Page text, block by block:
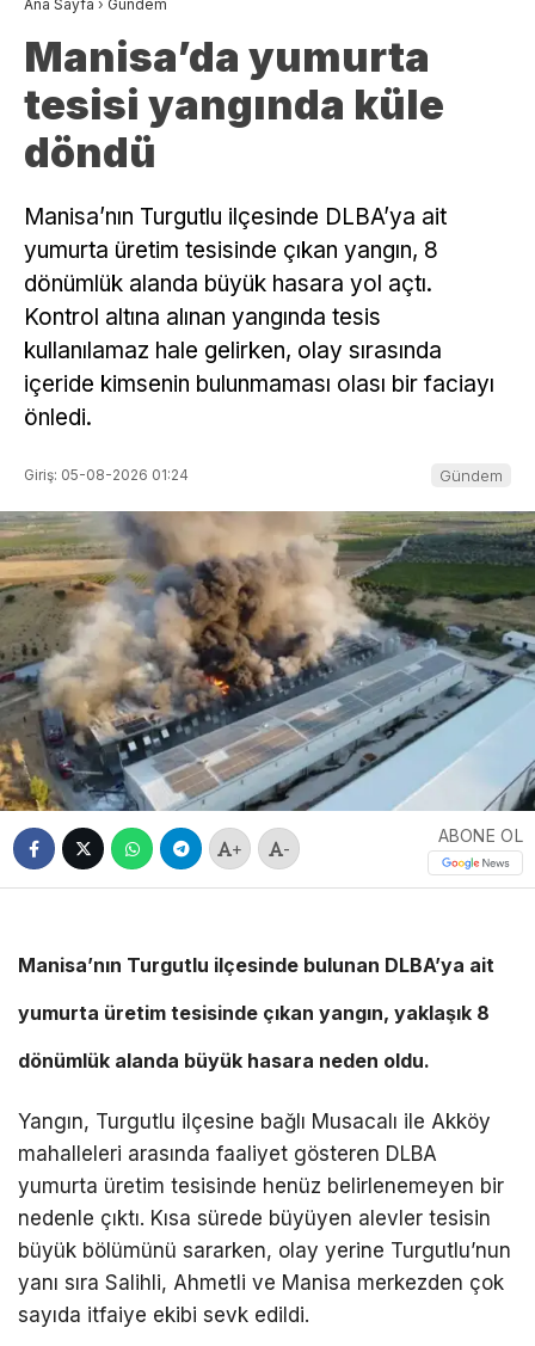
Ana Sayfa › Gündem
Manisa’da yumurta
tesisi yangında küle
döndü
Manisa’nın Turgutlu ilçesinde DLBA’ya ait
yumurta üretim tesisinde çıkan yangın, 8
dönümlük alanda büyük hasara yol açtı.
Kontrol altına alınan yangında tesis
kullanılamaz hale gelirken, olay sırasında
içeride kimsenin bulunmaması olası bir faciayı
önledi.
Giriş: 05-08-2026 01:24 Gündem
+ -
ABONE OL
Manisa’nın Turgutlu ilçesinde bulunan DLBA’ya ait
yumurta üretim tesisinde çıkan yangın, yaklaşık 8
dönümlük alanda büyük hasara neden oldu.
Yangın, Turgutlu ilçesine bağlı Musacalı ile Akköy
mahalleleri arasında faaliyet gösteren DLBA
yumurta üretim tesisinde henüz belirlenemeyen bir
nedenle çıktı. Kısa sürede büyüyen alevler tesisin
büyük bölümünü sararken, olay yerine Turgutlu’nun
yanı sıra Salihli, Ahmetli ve Manisa merkezden çok
sayıda itfaiye ekibi sevk edildi.